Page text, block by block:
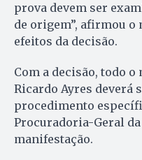
prova devem ser
de origem”, afirmou
efeitos da decisão.
Com a decisão, todo
Ricardo Ayres deverá
procedimento
Procuradoria-Geral
manifestação.